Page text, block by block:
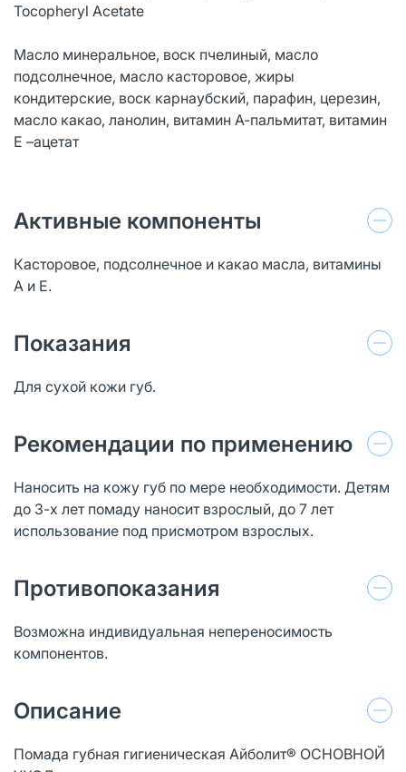
Tocopheryl Acetate
Масло минеральное, воск пчелиный, масло
подсолнечное, масло касторовое, жиры
кондитерские, воск карнаубский, парафин, церезин,
масло какао, ланолин, витамин А-пальмитат, витамин
Е –ацетат
Активные компоненты
Касторовое, подсолнечное и какао масла, витамины
А и Е.
Показания
Для сухой кожи губ.
Рекомендации по применению
Наносить на кожу губ по мере необходимости. Детям
до 3-х лет помаду наносит взрослый, до 7 лет
использование под присмотром взрослых.
Противопоказания
Возможна индивидуальная непереносимость
компонентов.
Описание
Помада губная гигиеническая Айболит® ОСНОВНОЙ